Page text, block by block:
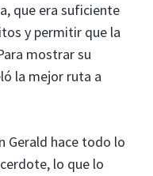
que era suficiente
y permitir que la
mostrar su
la mejor ruta a
Gerald hace todo lo
lo que lo